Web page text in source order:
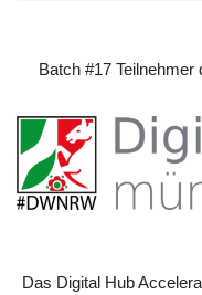
Batch #17 Teilnehmer
Das Digital Hub